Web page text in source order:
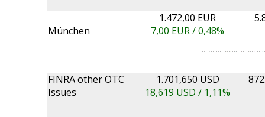
München
1.472,00 EUR
7,00 EUR /0,48%
FINRA other OTC
Issues
1.701,650 USD
18,619 USD / 1,11%